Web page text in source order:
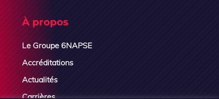
À propos
Le Groupe 6NAPSE
Accréditations
Actualités
Carrières